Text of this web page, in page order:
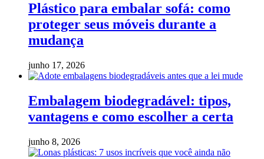
Plástico para embalar sofá: como
proteger seus móveis durante a
mudança
junho 17, 2026
Embalagem biodegradável: tipos,
vantagens e como escolher a certa
junho 8, 2026